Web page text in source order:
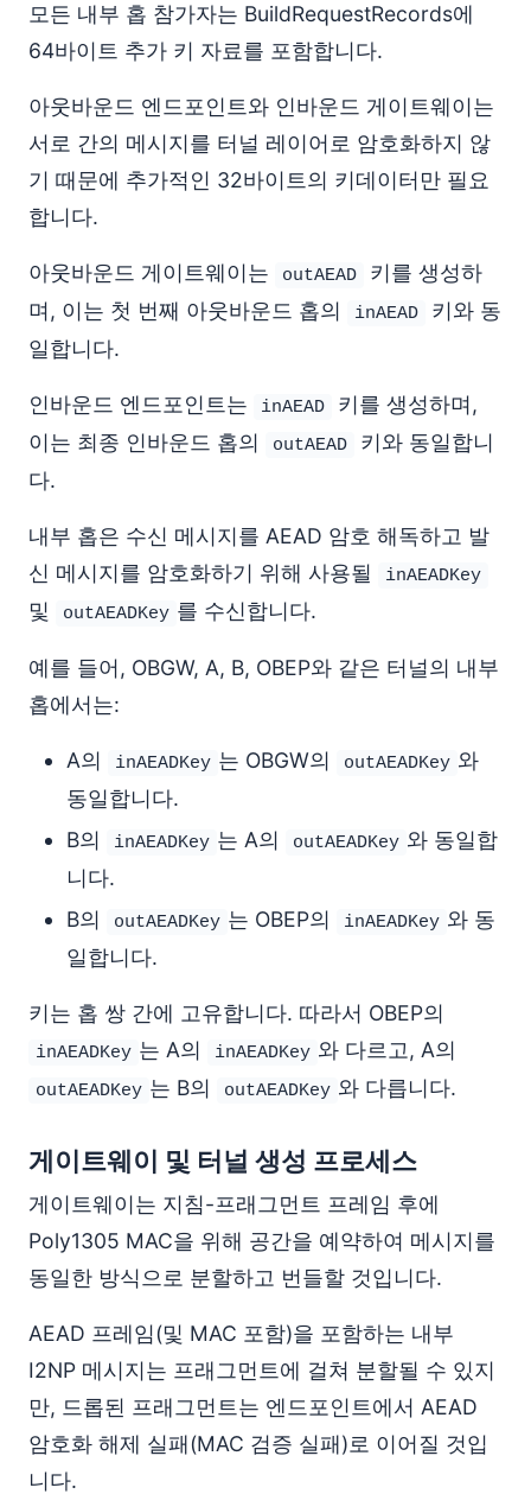
모든 내부 홉 참가자는 BuildRequestRecords에
64바이트 추가 키 자료를 포함합니다.
아웃바운드 엔드포인트와 인바운드 게이트웨이는
서로 간의 메시지를 터널 레이어로 암호화하지 않
기 때문에 추가적인 32바이트의 키데이터만 필요
합니다.
아웃바운드 게이트웨이는 outAEAD
키를 생성하
며, 이는 첫 번째 아웃바운드 홉의
inAEAD
키와 동
일합니다.
인바운드 엔드포인트는 inAEAD
키를 생성하며,
이는 최종 인바운드 홉의
outAEAD
키와 동일합니
다.
내부 홉은 수신 메시지를 AEAD 암호 해독하고 발
신 메시지를 암호화하기 위해 사용될
inAEADKey
및 outAEADKey 를 수신합니다.
예를 들어, OBGW, A, B, OBEP와 같은 터널의 내부
홉에서는:
A의 inAEADKey 는 OBGW의 outAEADKey 와
동일합니다.
B의
inAEADKey 는 A의 outAEADKey 와 동일합
니다.
B의
outAEADKey 는 OBEP의 inAEADKey 와 동
일합니다.
키는 홉 쌍 간에 고유합니다. 따라서 OBEP의
inAEADKey 는 A의 inAEADKey 와 다르고, A의
outAEADKey 는 B의 outAEADKey 와 다릅니다.
게이트웨이 및 터널 생성 프로세스
게이트웨이는 지침-프래그먼트 프레임 후에
Poly1305 MAC을 위해 공간을 예약하여 메시지를
동일한 방식으로 분할하고 번들할 것입니다.
AEAD 프레임(및 MAC 포함)을 포함하는 내부
I2NP 메시지는 프래그먼트에 걸쳐 분할될 수 있지
만, 드롭된 프래그먼트는 엔드포인트에서 AEAD
암호화 해제 실패(MAC 검증 실패)로 이어질 것입
니다.